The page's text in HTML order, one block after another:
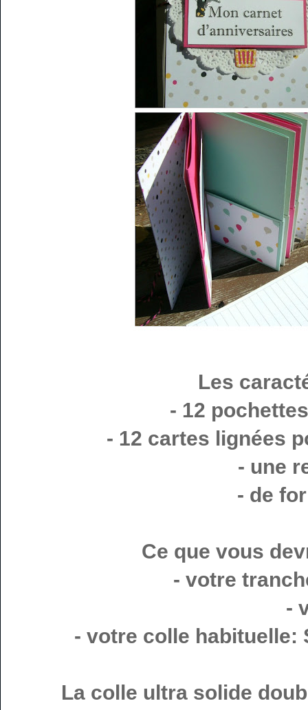
Les
- 12
- 12 cartes lignées
- une
- de
Ce que vous
- votre
-
- votre colle habituelle:
La colle ultra solide